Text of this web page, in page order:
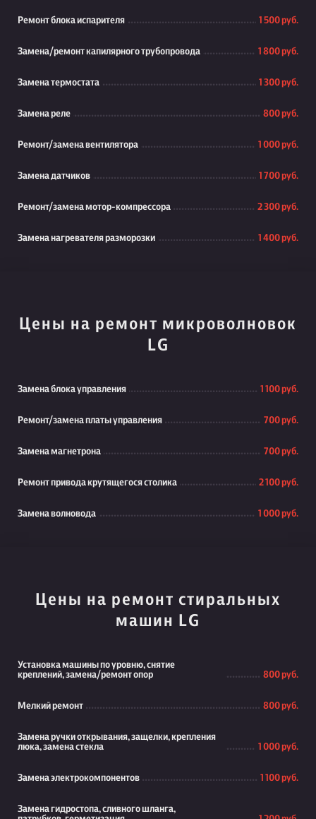
Ремонт блока испарителя 1 500 руб.
Замена/ремонт капилярного трубопровода 1 800 руб.
Замена термостата 1 300 руб.
Замена реле 800 руб.
Ремонт/замена вентилятора 1 000 руб.
Замена датчиков 1 700 руб.
Ремонт/замена мотор-компрессора 2 300 руб.
Замена нагревателя разморозки 1 400 руб.
Цены на ремонт микроволновок
LG
Замена блока управления 1 100 руб.
Ремонт/замена платы управления 700 руб.
Замена магнетрона 700 руб.
Ремонт привода крутящегося столика 2 100 руб.
Замена волновода 1 000 руб.
Цены на ремонт стиральных
машин LG
Установка машины по уровню, снятие
креплений, замена/ремонт опор
800 руб.
Мелкий ремонт 800 руб.
Замена ручки открывания, защелки, крепления
люка, замена стекла
1 000 руб.
Замена электрокомпонентов 1 100 руб.
Замена гидростопа, сливного шланга,